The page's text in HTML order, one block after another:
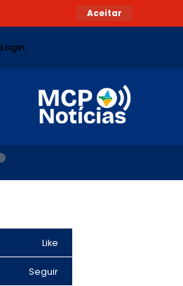
Aceitar
Login
Like
Seguir